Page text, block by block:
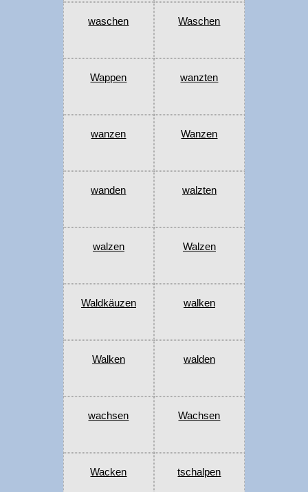
waschen Waschen
Wappen wanzten
wanzen Wanzen
wanden walzten
walzen Walzen
Waldkäuzen walken
Walken walden
wachsen Wachsen
Wacken tschalpen